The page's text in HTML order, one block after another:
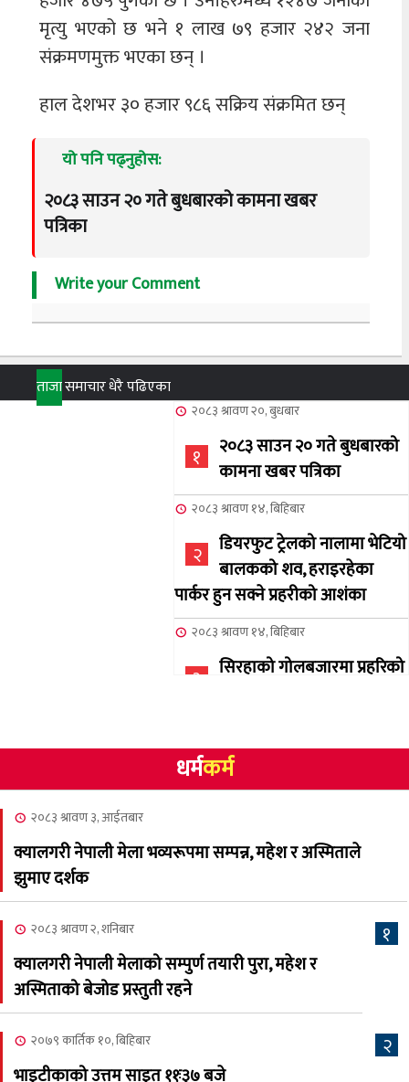
मृत्यु भएको छ भने १ लाख ७९ हजार २४२ जना
संक्रमणमुक्त भएका छन् ।
हाल देशभर ३० हजार ९८६ सक्रिय संक्रमित छन्
यो पनि पढ्नुहोस:
२०८३ साउन २० गते बुधबारको कामना खबर
पत्रिका
Write your Comment
ताजासमाचारधेरै पढिएका
२०८३ श्रावण २०, बुधबार
१
२०८३ साउन २० गते बुधबारको
कामना खबर पत्रिका
२०८३ श्रावण १४, बिहिबार
२
डियरफुट ट्रेलको नालामा भेटियो
बालकको शव, हराइरहेका
पार्कर हुन सक्ने प्रहरीको आशंका
२०८३ श्रावण १४, बिहिबार
३
सिरहाको गोलबजारमा प्रहरिको
४
NCSC को अध्यक्षमा घनेन्द्र
न्यौपाने बिजयी
नेप्लिज सोसाइटि अफ
२०८३ श्रावण ६, बुधबार
कामना खबर पत्रिका
धर्मकर्म
२०८३ श्रावण ३, आईतबार
क्यालगरी नेपाली मेला भव्यरूपमा सम्पन्न, महेश र अस्मिताले
झुमाए दर्शक
१
२०८३ श्रावण २, शनिबार
क्यालगरी नेपाली मेलाको सम्पुर्ण तयारी पुरा, महेश र
अस्मिताको बेजोड प्रस्तुती रहने
२
२०७९ कार्तिक १०, बिहिबार
भाइटीकाको उत्तम साइत ११ः३७ बजे